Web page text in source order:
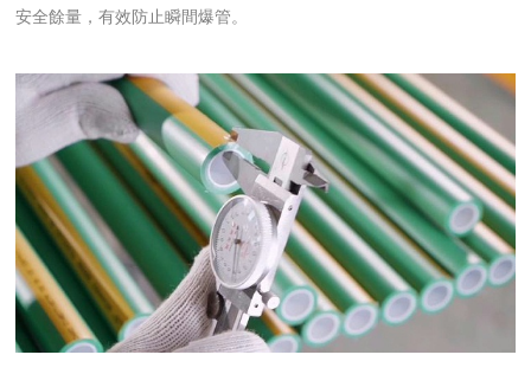
安全餘量，有效防止瞬間爆管。